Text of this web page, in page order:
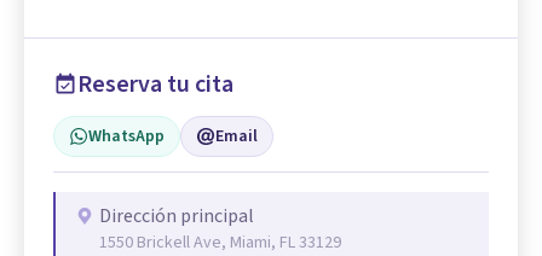
Reserva tu cita
WhatsApp Email
Dirección principal
1550 Brickell Ave, Miami, FL 33129